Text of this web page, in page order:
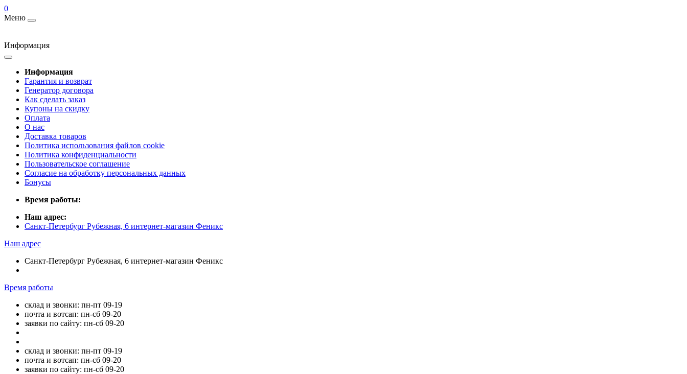
0
Меню
Информация
Информация
Гарантия и возврат
Генератор договора
Как сделать заказ
Купоны на скидку
Оплата
О нас
Доставка товаров
Политика использования файлов cookie
Политика конфиденциальности
Пользовательское соглашение
Согласие на обработку персональных данных
Бонусы
Время работы:
Наш адрес:
Санкт-Петербург Рубежная, 6 интернет-магазин Феникс
Наш адрес
Санкт-Петербург Рубежная, 6 интернет-магазин Феникс
Время работы
склад и звонки: пн-пт 09-19
почта и вотсап: пн-сб 09-20
заявки по сайту: пн-сб 09-20
склад и звонки: пн-пт 09-19
почта и вотсап: пн-сб 09-20
заявки по сайту: пн-сб 09-20